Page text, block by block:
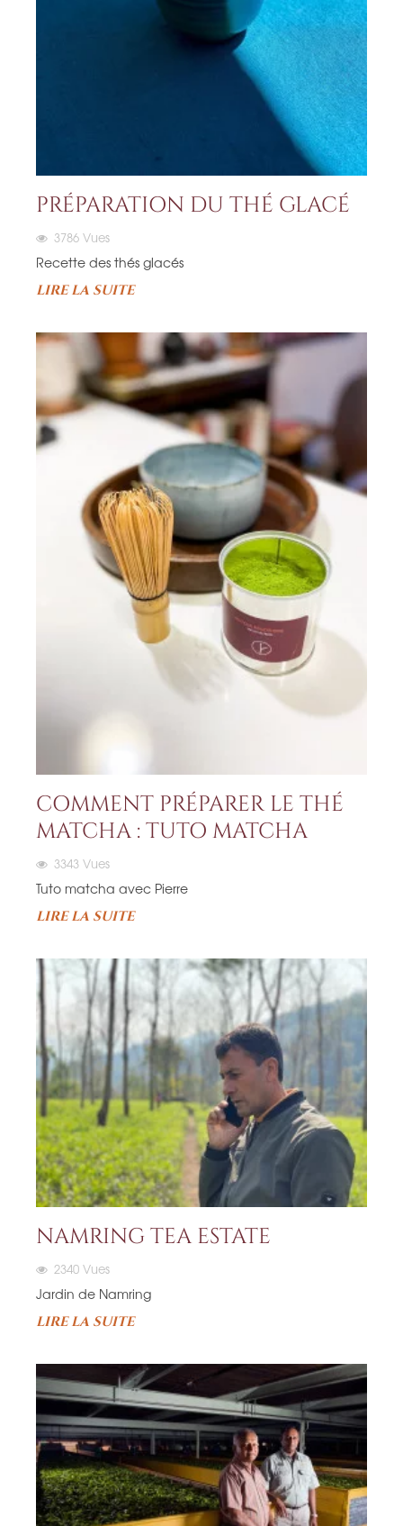
PRÉPARATION DU THÉ GLACÉ
3786 Vues
Recette des thés glacés
LIRE LA SUITE
COMMENT PRÉPARER LE THÉ
MATCHA : TUTO MATCHA
3343 Vues
Tuto matcha avec Pierre
LIRE LA SUITE
NAMRING TEA ESTATE
2340 Vues
Jardin de Namring
LIRE LA SUITE